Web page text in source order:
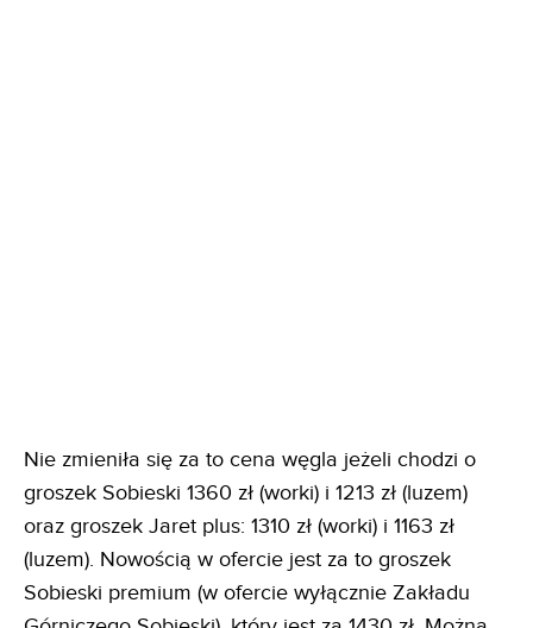
Nie zmieniła się za to cena węgla jeżeli chodzi o
groszek Sobieski 1360 zł (worki) i 1213 zł (luzem)
oraz groszek Jaret plus: 1310 zł (worki) i 1163 zł
(luzem). Nowością w ofercie jest za to groszek
Sobieski premium (w ofercie wyłącznie Zakładu